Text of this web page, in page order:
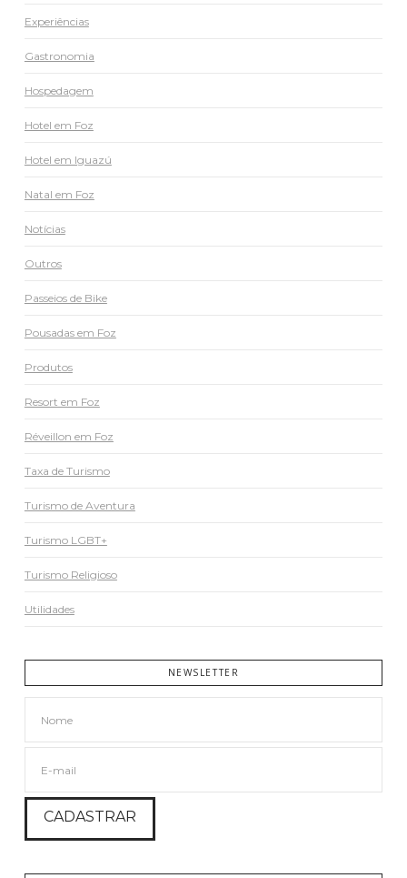
Experiências
Gastronomia
Hospedagem
Hotel em Foz
Hotel em Iguazú
Natal em Foz
Notícias
Outros
Passeios de Bike
Pousadas em Foz
Produtos
Resort em Foz
Réveillon em Foz
Taxa de Turismo
Turismo de Aventura
Turismo LGBT+
Turismo Religioso
Utilidades
NEWSLETTER